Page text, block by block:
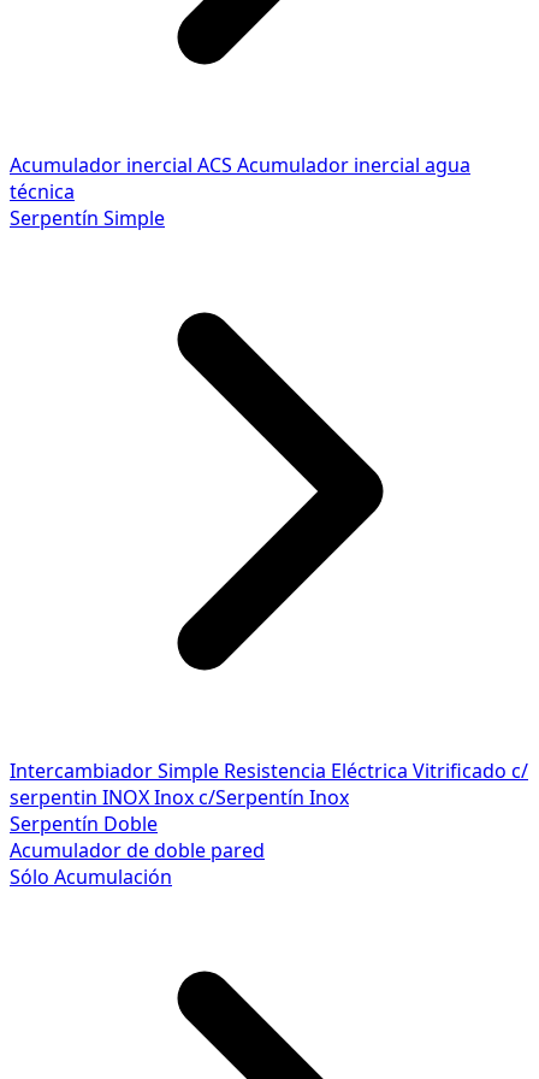
Acumulador inercial ACS Acumulador inercial agua
técnica
Serpentín Simple
Intercambiador Simple Resistencia Eléctrica Vitrificado c/
serpentin INOXInox c/Serpentín Inox
Serpentín Doble
Acumulador de doble pared
Sólo Acumulación